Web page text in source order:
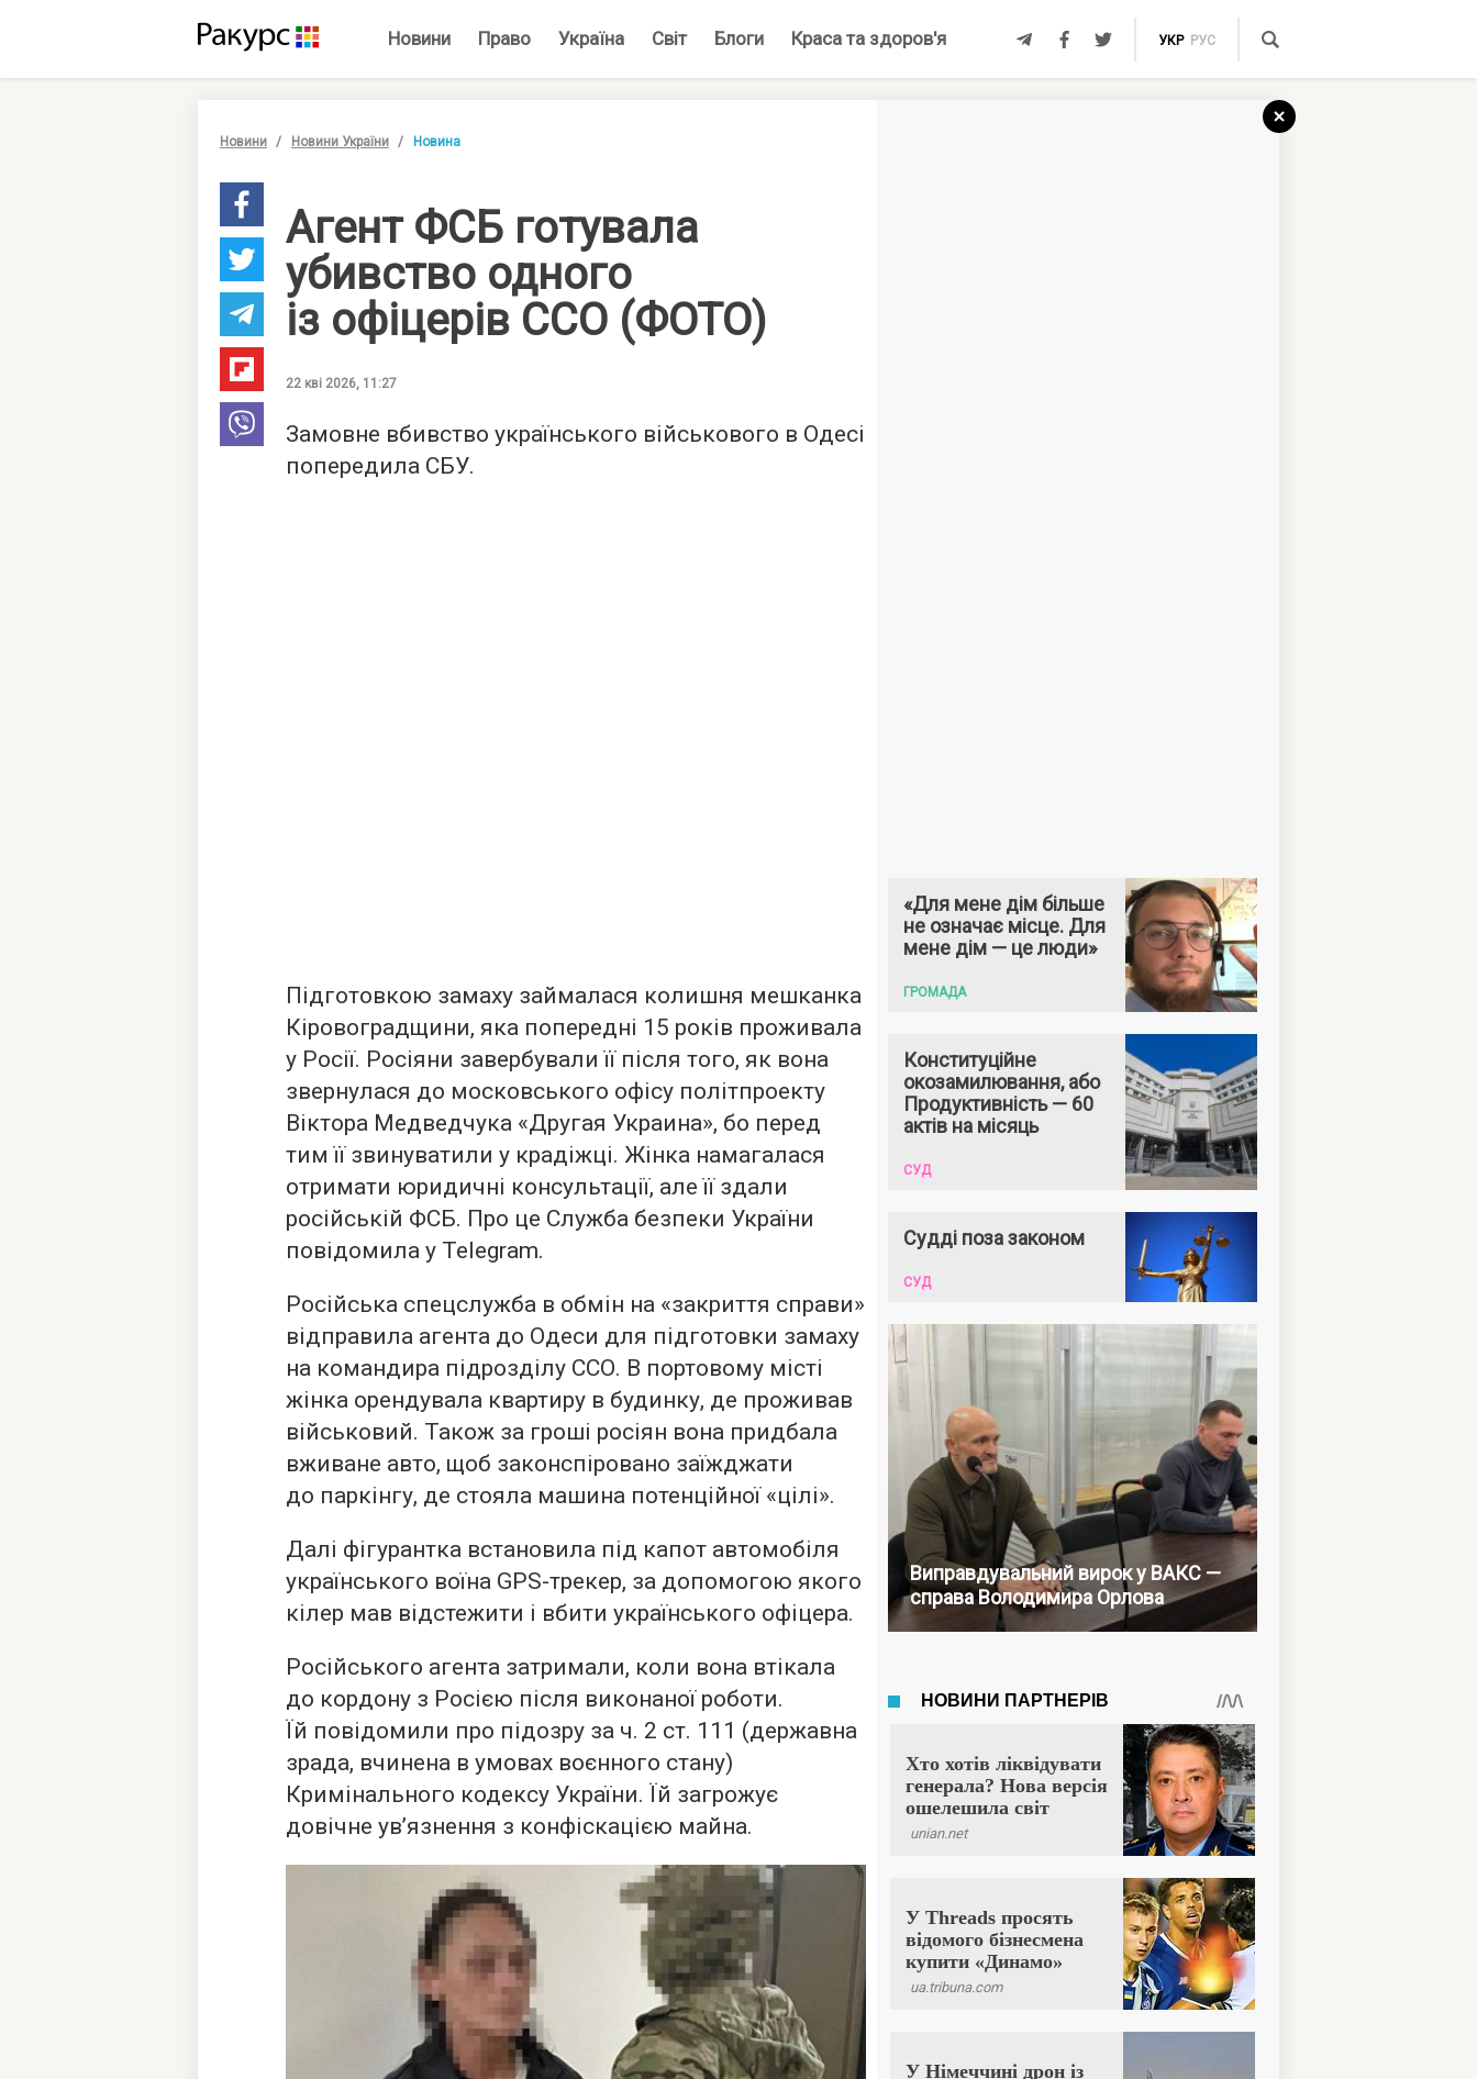
Новини Право Україна Світ Блоги Краса та здоров'я УКР РУС
Новини Новини України Новина
Агент ФСБ готувала
убивство одного
із офіцерів ССО (ФОТО)
22 кві 2026, 11:27
Замовне вбивство українського військового в Одесі
попередила СБУ.
Підготовкою замаху займалася колишня мешканка
Кіровоградщини, яка попередні 15 років проживала
у Росії. Росіяни завербували її після того, як вона
звернулася до московського офісу політпроекту
Віктора Медведчука «Другая Украина», бо перед
тим її звинуватили у крадіжці. Жінка намагалася
отримати юридичні консультації, але її здали
російській ФСБ. Про це Служба безпеки України
повідомила у Telegram.
Російська спецслужба в обмін на «закриття справи»
відправила агента до Одеси для підготовки замаху
на командира підрозділу ССО. В портовому місті
жінка орендувала квартиру в будинку, де проживав
військовий. Також за гроші росіян вона придбала
вживане авто, щоб законспіровано заїжджати
до паркінгу, де стояла машина потенційної «цілі».
Далі фігурантка встановила під капот автомобіля
українського воїна GPS-трекер, за допомогою якого
кілер мав відстежити і вбити українського офіцера.
Російського агента затримали, коли вона втікала
до кордону з Росією після виконаної роботи.
Їй повідомили про підозру за ч. 2 ст. 111 (державна
зрада, вчинена в умовах воєнного стану)
Кримінального кодексу України. Їй загрожує
довічне ув’язнення з конфіскацією майна.
«Для мене дім більше
не означає місце. Для
мене дім — це люди»
ГРОМАДА
Конституційне
окозамилювання, або
Продуктивність — 60
актів на місяць
СУД
Судді поза законом
СУД
Виправдувальний вирок у ВАКС —
справа Володимира Орлова